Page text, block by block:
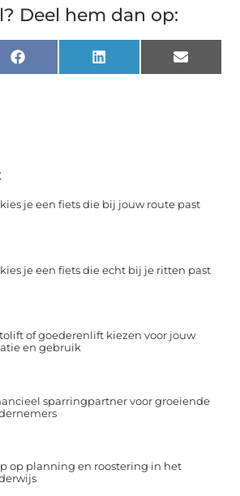
Deel hem dan op:
Facebook LinkedIn Email
je een fiets die bij jouw route past
je een fiets die echt bij je ritten past
of goederenlift kiezen voor jouw
en gebruik
sparringpartner voor groeiende
op planning en roostering in het